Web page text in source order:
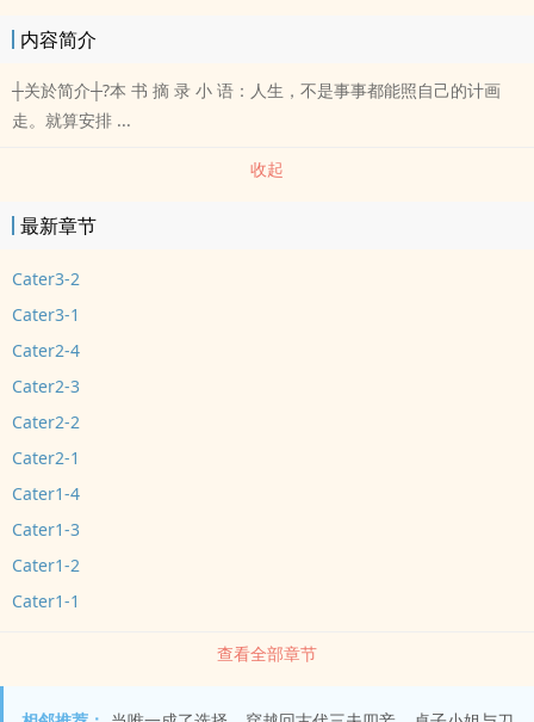
内容简介
┼关於简介┼?本 书 摘 录 小 语：人生，不是事事都能照自己的计画
走。就算安排 ...
收起
最新章节
Cater3-2
Cater3-1
Cater2-4
Cater2-3
Cater2-2
Cater2-1
Cater1-4
Cater1-3
Cater1-2
Cater1-1
查看全部章节